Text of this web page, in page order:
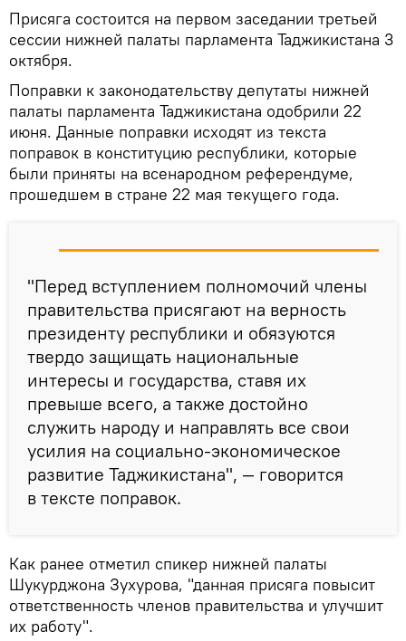
Присяга состоится на первом заседании третьей
сессии нижней палаты парламента Таджикистана 3
октября.
Поправки к законодательству депутаты нижней
палаты парламента Таджикистана одобрили 22
июня. Данные поправки исходят из текста
поправок в конституцию республики, которые
были приняты на всенародном референдуме,
прошедшем в стране 22 мая текущего года.
"Перед вступлением полномочий члены
правительства присягают на верность
президенту республики и обязуются
твердо защищать национальные
интересы и государства, ставя их
превыше всего, а также достойно
служить народу и направлять все свои
усилия на социально-экономическое
развитие Таджикистана", — говорится
в тексте поправок.
Как ранее отметил спикер нижней палаты
Шукурджона Зухурова, "данная присяга повысит
ответственность членов правительства и улучшит
их работу".